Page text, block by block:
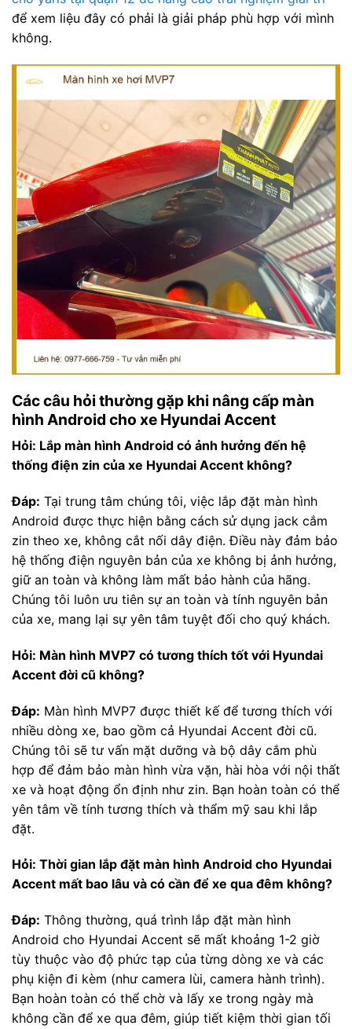
để xem liệu đây có phải là giải pháp phù hợp với mình
không.
Các câu hỏi thường gặp khi nâng cấp màn
hình Android cho xe Hyundai Accent
Hỏi: Lắp màn hình Android có ảnh hưởng đến hệ
thống điện zin của xe Hyundai Accent không?
Đáp: Tại trung tâm chúng tôi, việc lắp đặt màn hình
Android được thực hiện bằng cách sử dụng jack cắm
zin theo xe, không cắt nối dây điện. Điều này đảm bảo
hệ thống điện nguyên bản của xe không bị ảnh hưởng,
giữ an toàn và không làm mất bảo hành của hãng.
Chúng tôi luôn ưu tiên sự an toàn và tính nguyên bản
của xe, mang lại sự yên tâm tuyệt đối cho quý khách.
Hỏi: Màn hình MVP7 có tương thích tốt với Hyundai
Accent đời cũ không?
Đáp: Màn hình MVP7 được thiết kế để tương thích với
nhiều dòng xe, bao gồm cả Hyundai Accent đời cũ.
Chúng tôi sẽ tư vấn mặt dưỡng và bộ dây cắm phù
hợp để đảm bảo màn hình vừa vặn, hài hòa với nội thất
xe và hoạt động ổn định như zin. Bạn hoàn toàn có thể
yên tâm về tính tương thích và thẩm mỹ sau khi lắp
đặt.
Hỏi: Thời gian lắp đặt màn hình Android cho Hyundai
Accent mất bao lâu và có cần để xe qua đêm không?
Đáp: Thông thường, quá trình lắp đặt màn hình
Android cho Hyundai Accent sẽ mất khoảng 1-2 giờ
tùy thuộc vào độ phức tạp của từng dòng xe và các
phụ kiện đi kèm (như camera lùi, camera hành trình).
Bạn hoàn toàn có thể chờ và lấy xe trong ngày mà
không cần để xe qua đêm, giúp tiết kiệm thời gian tối